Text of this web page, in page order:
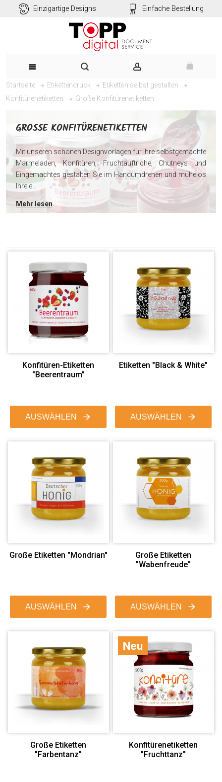
Einzigartige Designs Einfache Bestellung
Startseite Etikettendruck
Etiketten selbst gestalten
Konfitürenetiketten
Große Konfitürenetiketten
GROSSE KONFITÜRENETIKETTEN
Mit unseren schönen Designvorlagen für Ihre selbstgemachte
Marmeladen, Konfitüren, Fruchtauftriche, Chutneys und
Eingemachtes gestalten Sie im Handumdrehen und mühelos
Ihre e...
Mehr lesen
Konfitüren-Etiketten
"Beerentraum"
AUSWÄHLEN
Etiketten "Black & White"
AUSWÄHLEN
Große Etiketten "Mondrian"
AUSWÄHLEN
Große Etiketten
"Wabenfreude"
AUSWÄHLEN
Große Etiketten
"Farbentanz"
Neu
Konfitürenetiketten
"Fruchttanz"